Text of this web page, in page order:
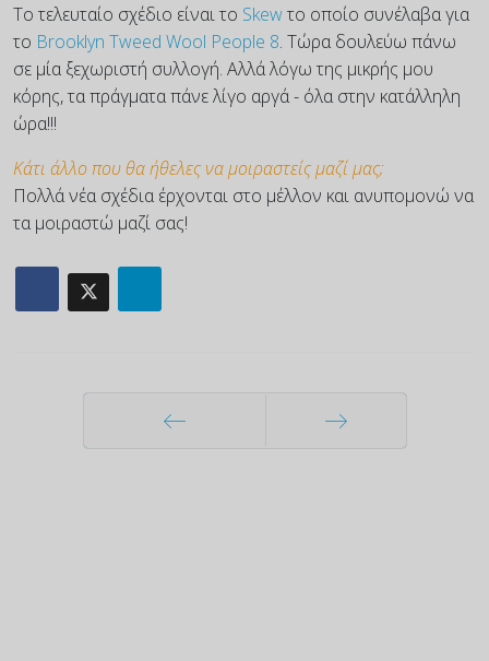
Το τελευταίο σχέδιο είναι το Skewτο οποίο συνέλαβα για
το Brooklyn Tweed Wool People 8. Τώρα δουλεύω πάνω
σε μία ξεχωριστή συλλογή. Αλλά λόγω της μικρής μου
κόρης, τα πράγματα πάνε λίγο αργά - όλα στην κατάλληλη
ώρα!!!
Κάτι άλλο που θα ήθελες να μοιραστείς μαζί μας;
Πολλά νέα σχέδια έρχονται στο μέλλον και ανυπομονώ να
τα μοιραστώ μαζί σας!